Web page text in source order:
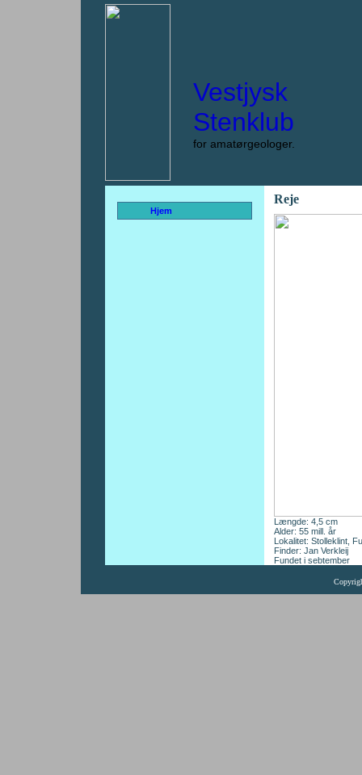
Vestjysk
Stenklub
for amatørgeologer.
Hjem
Reje
Længde: 4,5 cm
Alder: 55 mill. år
Lokalitet: Stolleklint,
Finder: Jan Verkleij
Fundet i sebtember